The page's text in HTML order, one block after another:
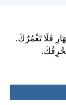
فَلَا تَغْمُرُكَ.